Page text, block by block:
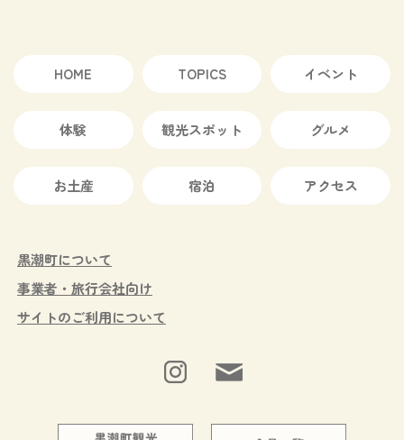
HOME TOPICS イベント
体験 観光スポット グルメ
お土産 宿泊 アクセス
黒潮町について
事業者・旅行会社向け
サイトのご利用について